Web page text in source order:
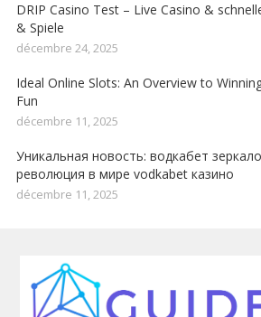
DRIP Casino Test – Live Casino &
& Spiele
décembre 24, 2025
Ideal Online Slots: An Overview to
Fun
décembre 11, 2025
Уникальная новость: водкабет
революция в мире vodkabet казино
décembre 11, 2025